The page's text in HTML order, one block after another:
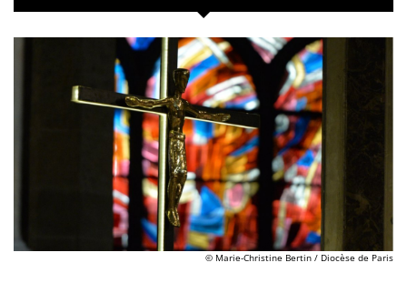
© Marie-Christine Bertin / Diocèse de Paris